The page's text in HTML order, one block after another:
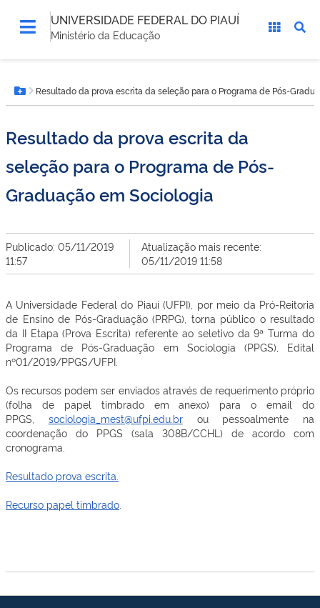
UNIVERSIDADE FEDERAL DO PIAUÍ
Ministério da Educação
está
aqui:Botão Menu
Resultado da prova escrita da seleção para o Programa de Pós-
Resultado da prova escrita da
seleção para o Programa de Pós-
Graduação em Sociologia
Publicado: 05/11/2019
11:57
Atualização mais recente:
05/11/2019 11:58
A Universidade Federal do Piauí (UFPI), por meio da Pró-Reitoria
de Ensino de Pós-Graduação (PRPG), torna público o resultado
da II Etapa (Prova Escrita) referente ao seletivo da 9ª Turma do
Programa de Pós-Graduação em Sociologia (PPGS), Edital
nº01/2019/PPGS/UFPI.
Os recursos podem ser enviados através de requerimento próprio
(folha de papel timbrado em anexo) para o email do
PPGS, sociologia_mest@ufpi.edu.brou pessoalmente na
coordenação do PPGS (sala 308B/CCHL) de acordo com
cronograma.
Resultado prova escrita.
Recurso papel timbrado